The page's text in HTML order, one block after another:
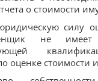
о стоимости
силу
не имеет
оценке стоимости